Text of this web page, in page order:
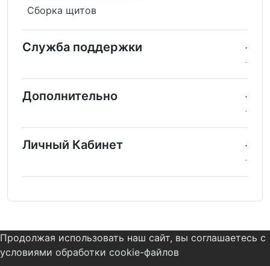
Сборка щитов
Служба поддержки
Дополнительно
Личный Кабинет
Продолжая использовать наш сайт, вы соглашаетесь с
условиями обработки cookie-файлов